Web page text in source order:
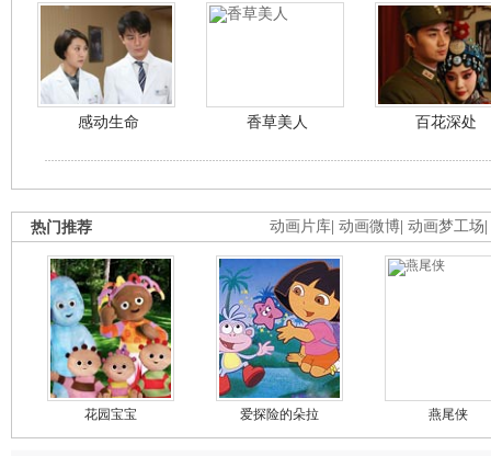
感动生命 香草美人 百花深处
动画片库 动画微博 动画梦工场
热门推荐
花园宝宝 爱探险的朵拉 燕尾侠